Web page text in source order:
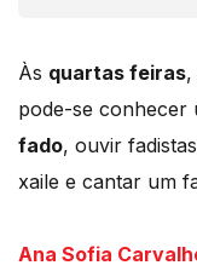
Às quartas feiras,
pode-se conhecer
fado, ouvir
xaile e cantar um
Ana Sofia